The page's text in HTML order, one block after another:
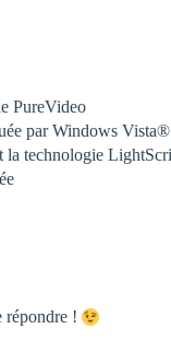
PureVideo
par Windows
la technologie
répondre !